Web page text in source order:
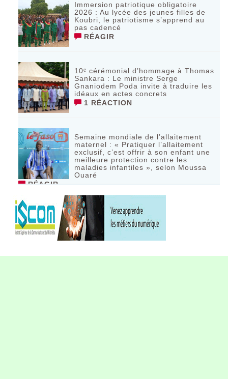
Immersion patriotique obligatoire
2026 : Au lycée des jeunes filles de
Koubri, le patriotisme s’apprend au
pas cadencé
RÉAGIR
10ᵉ cérémonial d’hommage à Thomas
Sankara : Le ministre Serge
Gnaniodem Poda invite à traduire les
idéaux en actes concrets
1 RÉACTION
Semaine mondiale de l’allaitement
maternel : « Pratiquer l’allaitement
exclusif, c’est offrir à son enfant une
meilleure protection contre les
maladies infantiles », selon Moussa
Ouaré
RÉAGIR